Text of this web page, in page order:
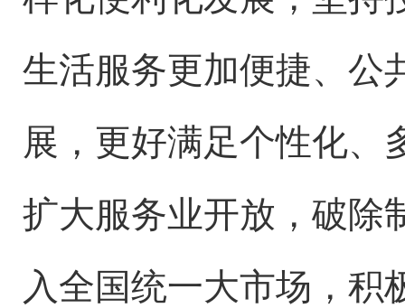
生活服务更加便捷、公
展，更好满足个性化、
扩大服务业开放，破除
入全国统一大市场，积